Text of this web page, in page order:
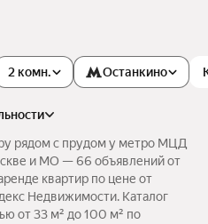
2 комн. Останкино
рядом с прудом у метро МЦД
и МО — 66 объявлений от
квартир по цене от
Недвижимости. Каталог
от 33 м² до 100 м² по